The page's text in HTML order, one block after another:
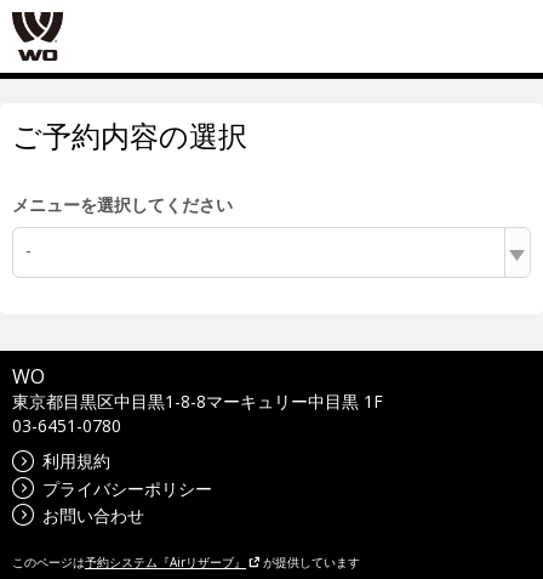
ご予約内容の選択
メニューを選択してください
-
WO
東京都目黒区中目黒1-8-8マーキュリー中目黒 1F
03-6451-0780
利用規約
プライバシーポリシー
お問い合わせ
このページは予約システム『Airリザーブ』 が提供しています